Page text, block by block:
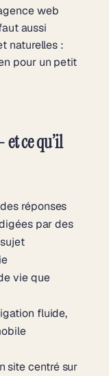
web
aussi
naturelles :
pour un petit
ce qu’il
réponses
par des
vie que
fluide,
site centré sur